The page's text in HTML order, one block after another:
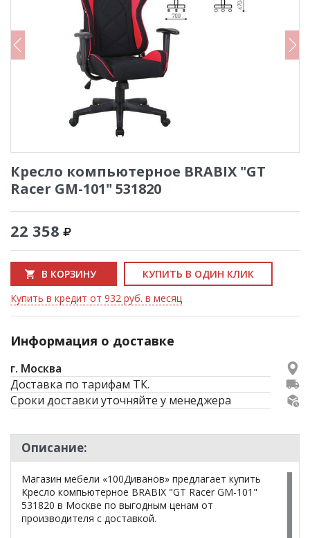
Кресло компьютерное BRABIX "GT
Racer GM-101" 531820
22 358
В КОРЗИНУ
КУПИТЬ В ОДИН КЛИК
Купить в кредит от 932 руб. в месяц
Информация о доставке
г. Москва
Доставка по тарифам ТК.
Сроки доставки уточняйте у менеджера
Описание:
Магазин мебели «100Диванов» предлагает купить
Кресло компьютерное BRABIX "GT Racer GM-101"
531820 в Москве по выгодным ценам от
производителя с доставкой.